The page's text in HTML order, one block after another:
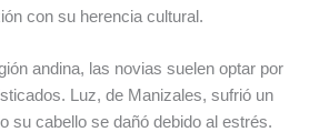
con su herencia cultural.
andina, las novias suelen optar por
Luz, de Manizales, sufrió un
su cabello se dañó debido al estrés.